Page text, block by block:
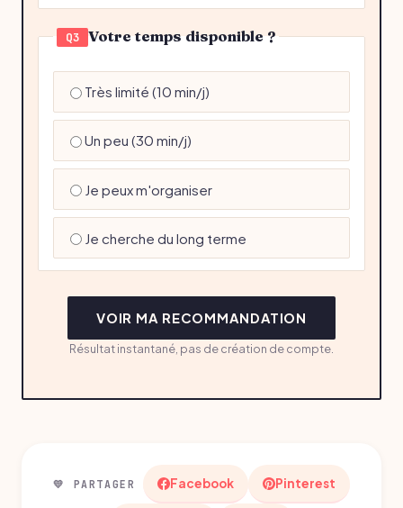
Q3 Votre temps disponible ?
Très limité (10 min/j)
Un peu (30 min/j)
Je peux m'organiser
Je cherche du long terme
VOIR MA RECOMMANDATION
Résultat instantané, pas de création de compte.
💛 PARTAGER Facebook Pinterest